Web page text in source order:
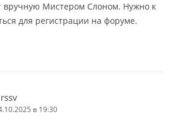
вручную Мистером Слоном. Нужно к
для регистрации на форуме.
в 19:30